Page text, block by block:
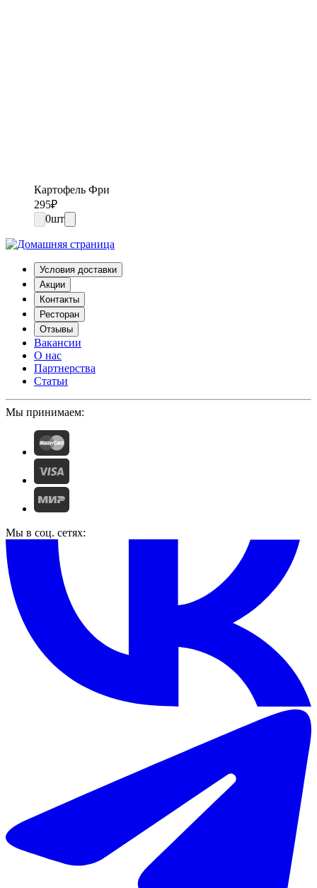
Картофель Фри
295₽
0шт
Условия доставки
Акции
Контакты
Ресторан
Отзывы
Вакансии
О нас
Партнерства
Статьи
Мы принимаем:
Мы в соц. сетях: